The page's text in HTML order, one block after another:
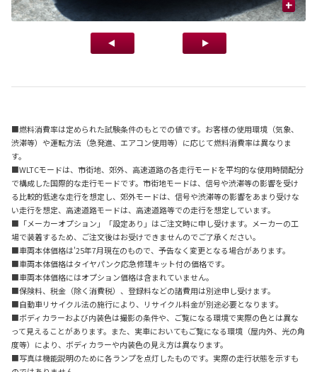
+
■燃料消費率は定められた試験条件のもとでの値です。お客様の使用環境（気象、
渋滞等）や運転方法（急発進、エアコン使用等）に応じて燃料消費率は異なりま
す。
■WLTCモードは、市街地、郊外、高速道路の各走行モードを平均的な使用時間配分
で構成した国際的な走行モードです。市街地モードは、信号や渋滞等の影響を受け
る比較的低速な走行を想定し、郊外モードは、信号や渋滞等の影響をあまり受けな
い走行を想定、高速道路モードは、高速道路等での走行を想定しています。
■「メーカーオプション」「設定あり」はご注文時に申し受けます。メーカーの工
場で装着するため、ご注文後はお受けできませんのでご了承ください。
■車両本体価格は'25年7月現在のもので、予告なく変更となる場合があります。
■車両本体価格はタイヤパンク応急修理キット付の価格です。
■車両本体価格にはオプション価格は含まれていません。
■保険料、税金（除く消費税）、登録料などの諸費用は別途申し受けます。
■自動車リサイクル法の施行により、リサイクル料金が別途必要となります。
■ボディカラーおよび内装色は撮影の条件や、ご覧になる環境で実際の色とは異な
って見えることがあります。また、実車においてもご覧になる環境（屋内外、光の角
度等）により、ボディカラーや内装色の見え方は異なります。
■写真は機能説明のために各ランプを点灯したものです。実際の走行状態を示すも